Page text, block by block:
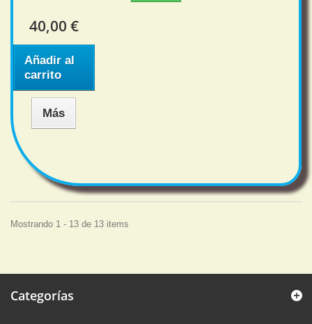
40,00 €
Añadir al
carrito
Más
Mostrando 1 - 13 de 13 items
Categorías